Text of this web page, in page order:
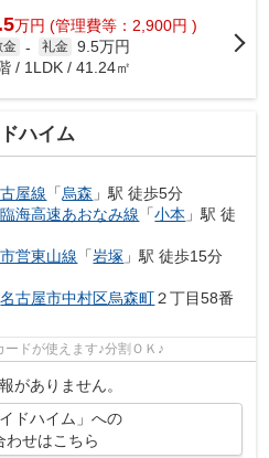
万円 (管理費等：2,900円 )
金 - 礼金 9.5万円
/ 1LDK / 41.24㎡
ハイム
屋線 「烏森 」駅 徒歩5分
海高速あおなみ線 「小本 」駅 徒
営東山線 「岩塚 」駅 徒歩15分
名古屋市中村区烏森町２丁目58番
ドが使えます♪分割ＯＫ♪
がありません。
イドハイム」への
わせはこちら